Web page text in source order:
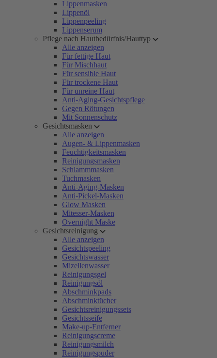
Lippenmasken
Lippenöl
Lippenpeeling
Lippenserum
Pflege nach Hautbedürfnis/Hauttyp
Alle anzeigen
Für fettige Haut
Für Mischhaut
Für sensible Haut
Für trockene Haut
Für unreine Haut
Anti-Aging-Gesichtspflege
Gegen Rötungen
Mit Sonnenschutz
Gesichtsmasken
Alle anzeigen
Augen- & Lippenmasken
Feuchtigkeitsmasken
Reinigungsmasken
Schlammmasken
Tuchmasken
Anti-Aging-Masken
Anti-Pickel-Masken
Glow Masken
Mitesser-Masken
Overnight Maske
Gesichtsreinigung
Alle anzeigen
Gesichtspeeling
Gesichtswasser
Mizellenwasser
Reinigungsgel
Reinigungsöl
Abschminkpads
Abschminktücher
Gesichtsreinigungssets
Gesichtsseife
Make-up-Entferner
Reinigungscreme
Reinigungsmilch
Reinigungspuder